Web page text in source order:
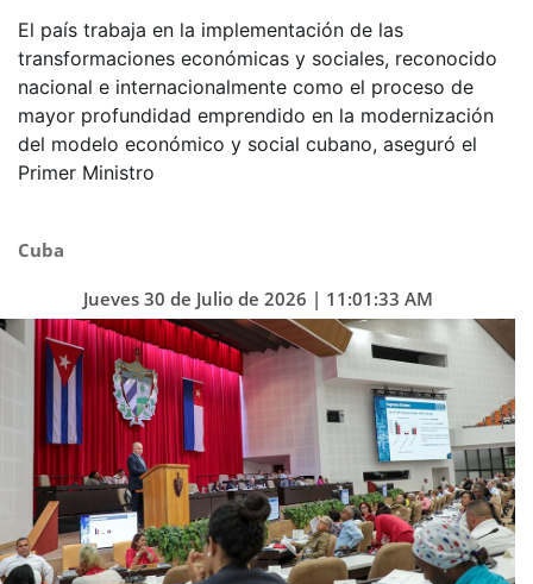
El país trabaja en la implementación de las
transformaciones económicas y sociales, reconocido
nacional e internacionalmente como el proceso de
mayor profundidad emprendido en la modernización
del modelo económico y social cubano, aseguró el
Primer Ministro
Cuba
Jueves 30 de Julio de 2026 | 11:01:33 AM